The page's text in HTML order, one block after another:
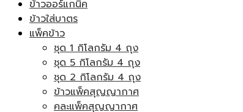
ข้าวออร์แกนิค
ข้าวใส่บาตร
แพ็คข้าว
ชุด 1 กิโลกรัม 4 ถุง
ชุด 5 กิโลกรัม 4 ถุง
ชุด 2 กิโลกรัม 4 ถุง
ข้าวแพ็คสุญญากาศ
คละแพ็คสุญญากาศ